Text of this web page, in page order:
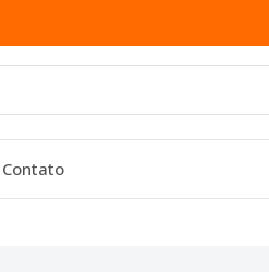
Contato